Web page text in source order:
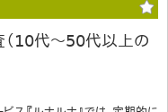
（10代～50代以上の